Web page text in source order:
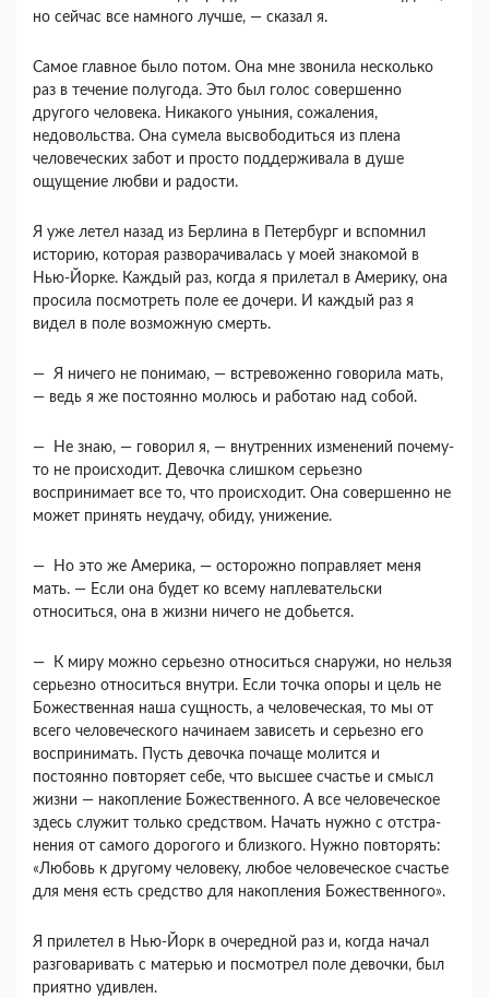
но сейчас все намного лучше, — сказал я.
Самое главное было потом. Она мне звонила несколько
раз в течение полугода. Это был голос совершенно
другого человека. Никакого уныния, сожаления,
недовольства. Она сумела высвободи­ться из плена
человеческих забот и просто поддер­живала в душе
ощущение любви и радости.
Я уже летел назад из Берлина в Петербург и вспомнил
историю, которая разворачивалась у моей знакомой в
Нью-Йорке. Каждый раз, когда я прилетал в Америку, она
просила посмотреть поле ее дочери. И каждый раз я
видел в поле воз­можную смерть.
— Я ничего не понимаю, — встревоженно гово­рила мать,
— ведь я же постоянно молюсь и рабо­таю над собой.
— Не знаю, — говорил я, — внутренних изме­нений почему-
то не происходит. Девочка слишком серьезно
воспринимает все то, что происходит. Она совершенно не
может принять неудачу, оби­ду, унижение.
— Но это же Америка, — осторожно поправля­ет меня
мать. — Если она будет ко всему наплева­тельски
относиться, она в жизни ничего не до­бьется.
— К миру можно серьезно относиться снаружи, но нельзя
серьезно относиться внутри. Если точка опоры и цель не
Божественная наша сущность, а человеческая, то мы от
всего человеческого начи­наем зависеть и серьезно его
воспринимать. Пусть девочка почаще молится и
постоянно повторяет себе, что высшее счастье и смысл
жизни — накоп­ление Божественного. А все человеческое
здесь служит только средством. Начать нужно с отстра­
нения от самого дорогого и близкого. Нужно по­вторять:
«Любовь к другому человеку, любое че­ловеческое счастье
для меня есть средство для на­копления Божественного».
Я прилетел в Нью-Йорк в очередной раз и, ко­гда начал
разговаривать с матерью и посмотрел поле девочки, был
приятно удивлен.